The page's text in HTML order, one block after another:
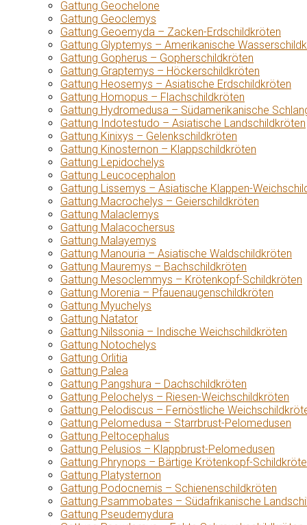
Gattung Geochelone
Gattung Geoclemys
Gattung Geoemyda – Zacken-Erdschildkröten
Gattung Glyptemys – Amerikanische
Gattung Gopherus – Gopherschildkröten
Gattung Graptemys – Höckerschildkröten
Gattung Heosemys – Asiatische Erdschildkröten
Gattung Homopus – Flachschildkröten
Gattung Hydromedusa – Südamerikanische
Gattung Indotestudo – Asiatische Landschildkröten
Gattung Kinixys – Gelenkschildkröten
Gattung Kinosternon – Klappschildkröten
Gattung Lepidochelys
Gattung Leucocephalon
Gattung Lissemys – Asiatische Klappen-
Gattung Macrochelys – Geierschildkröten
Gattung Malaclemys
Gattung Malacochersus
Gattung Malayemys
Gattung Manouria – Asiatische Waldschildkröten
Gattung Mauremys – Bachschildkröten
Gattung Mesoclemmys – Krötenkopf-Schildkröten
Gattung Morenia – Pfauenaugenschildkröten
Gattung Myuchelys
Gattung Natator
Gattung Nilssonia – Indische Weichschildkröten
Gattung Notochelys
Gattung Orlitia
Gattung Palea
Gattung Pangshura – Dachschildkröten
Gattung Pelochelys – Riesen-Weichschildkröten
Gattung Pelodiscus – Fernöstliche
Gattung Pelomedusa – Starrbrust-Pelomedusen
Gattung Peltocephalus
Gattung Pelusios – Klappbrust-Pelomedusen
Gattung Phrynops – Bärtige Krötenkopf-
Gattung Platysternon
Gattung Podocnemis – Schienenschildkröten
Gattung Psammobates – Südafrikanische
Gattung Pseudemydura